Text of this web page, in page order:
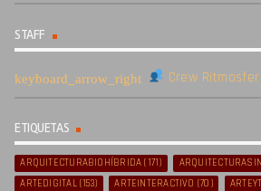
STAFF
Crew
ETIQUETAS
ARQUITECTURABIOHÍBRIDA (171)
ARTEDIGITAL(153) ARTEINTERACTIVO (70)